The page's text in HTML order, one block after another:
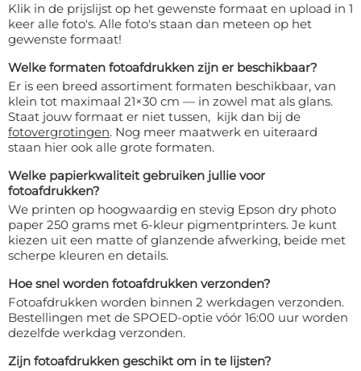
Klik in de prijslijst op het gewenste formaat en upload in 1
keer alle foto's. Alle foto's staan dan meteen op het
gewenste formaat!
Welke formaten fotoafdrukken zijn er beschikbaar?
Er is een breed assortiment formaten beschikbaar, van
klein tot maximaal 21×30 cm — in zowel mat als glans.
Staat jouw formaat er niet tussen, kijk dan bij de
fotovergrotingen. Nog meer maatwerk en uiteraard
staan hier ook alle grote formaten.
Welke papierkwaliteit gebruiken jullie voor
fotoafdrukken?
We printen op hoogwaardig en stevig Epson dry photo
paper 250 grams met 6-kleur pigmentprinters. Je kunt
kiezen uit een matte of glanzende afwerking, beide met
scherpe kleuren en details.
Hoe snel worden fotoafdrukken verzonden?
Fotoafdrukken worden binnen 2 werkdagen verzonden.
Bestellingen met de SPOED-optie vóór 16:00 uur worden
dezelfde werkdag verzonden.
Zijn fotoafdrukken geschikt om in te lijsten?